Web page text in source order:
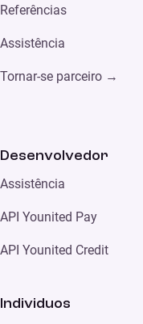
Referências
Assistência
Tornar-se parceiro →
Desenvolvedor
Assistência
API Younited Pay
API Younited Credit
Individuos